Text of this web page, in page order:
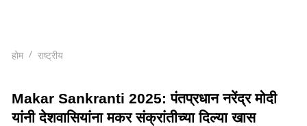
होम राष्ट्रीय
Makar Sankranti 2025: पंतप्रधान नरेंद्र मोदी
यांनी देशवासियांना मकर संक्रांतीच्या दिल्या खास